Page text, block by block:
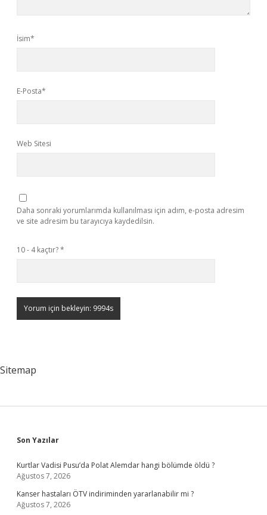
İsim*
E-Posta*
Web Sitesi
Daha sonraki yorumlarımda kullanılması için adım, e-posta adresim
ve site adresim bu tarayıcıya kaydedilsin.
10 - 4 kaçtır?*
Sitemap
Sidebar
Son Yazılar
Kurtlar Vadisi Pusu’da Polat Alemdar hangi bölümde öldü ?
Ağustos 7, 2026
Kanser hastaları ÖTV indiriminden yararlanabilir mi ?
Ağustos 7, 2026